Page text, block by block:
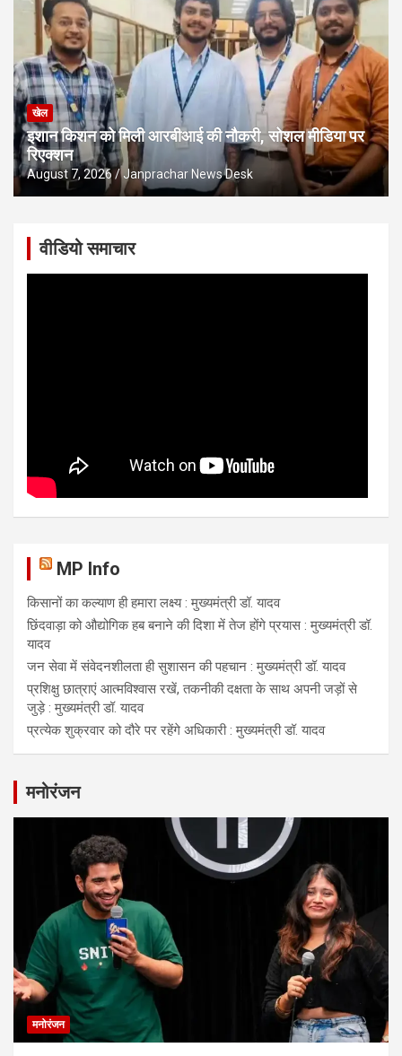
खेल
इशान किशन को मिली आरबीआई की नौकरी, सोशल मीडिया पर
रिएक्शन
August 7, 2026 Janprachar News Desk
वीडियो समाचार
MP Info
किसानों का कल्याण ही हमारा लक्ष्य : मुख्यमंत्री डॉ. यादव
छिंदवाड़ा को औद्योगिक हब बनाने की दिशा में तेज होंगे प्रयास : मुख्यमंत्री डॉ.
यादव
जन सेवा में संवेदनशीलता ही सुशासन की पहचान : मुख्यमंत्री डॉ. यादव
प्रशिक्षु छात्राएं आत्मविश्वास रखें, तकनीकी दक्षता के साथ अपनी जड़ों से
जुड़े : मुख्यमंत्री डॉ. यादव
प्रत्येक शुक्रवार को दौरे पर रहेंगे अधिकारी : मुख्यमंत्री डॉ. यादव
मनोरंजन
मनोरंजन